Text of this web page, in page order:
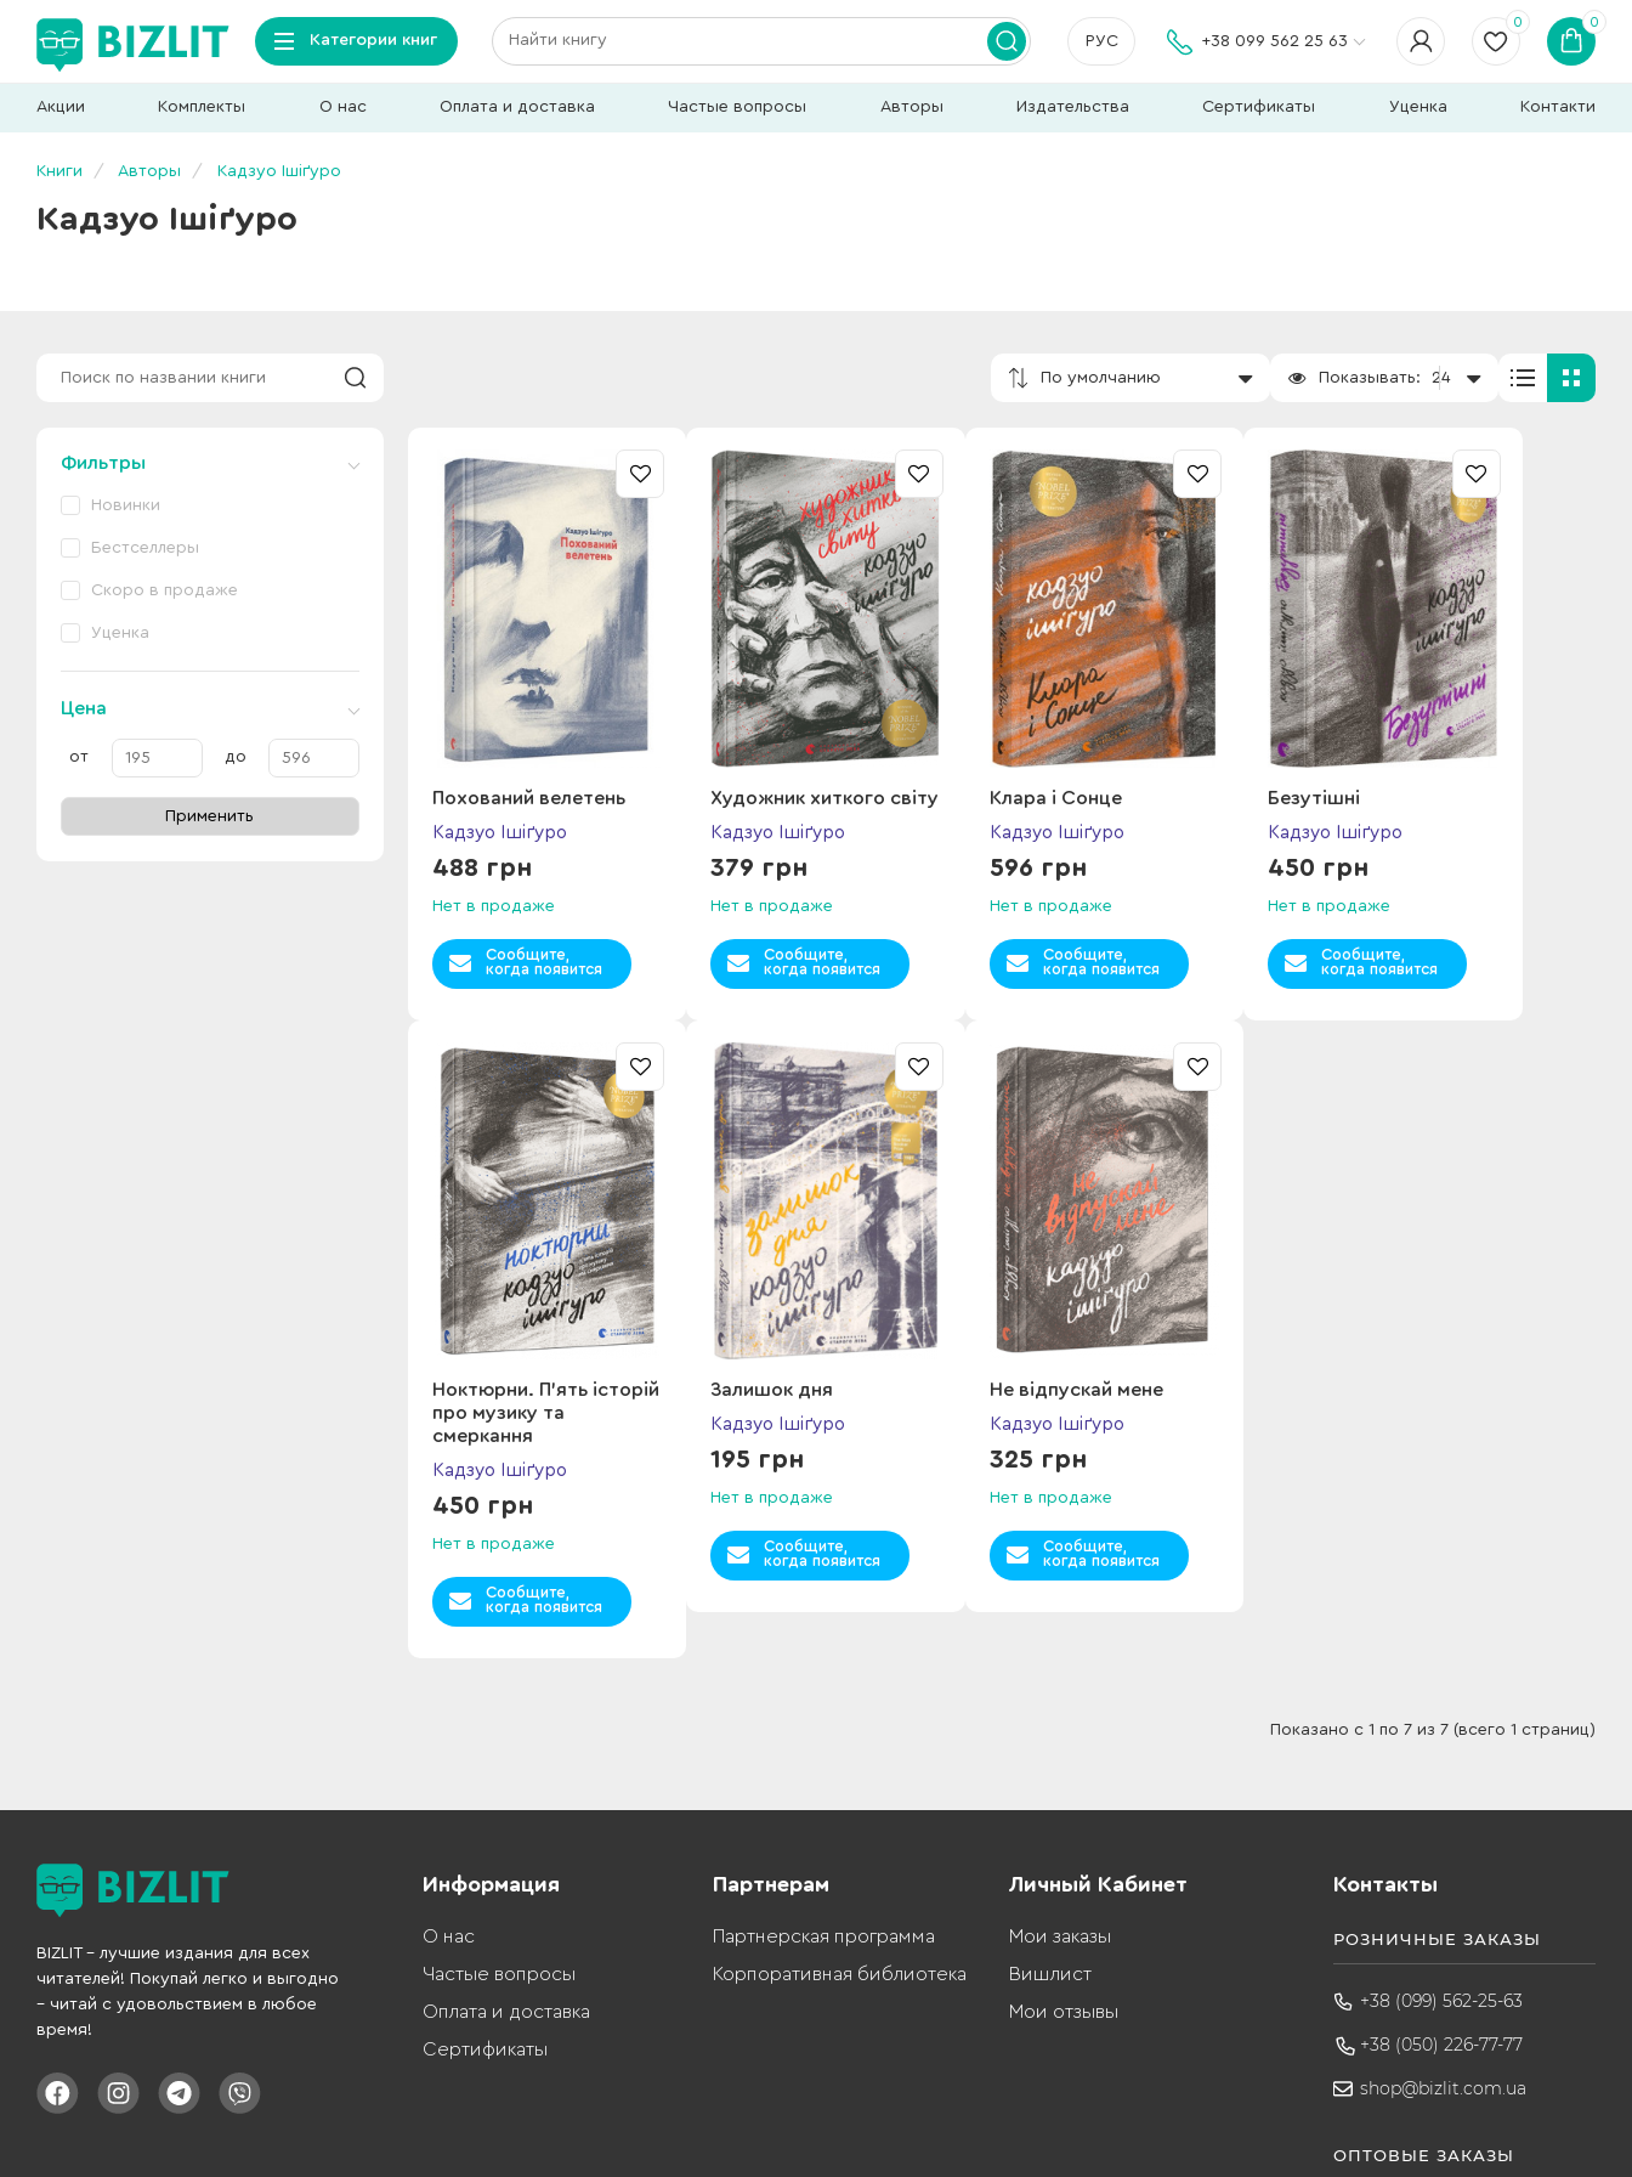
Категории книг РУС +38 099 562 25 63
0 0
Акции Комплекты О нас Оплата и доставка Частые вопросы Авторы Издательства Сертификаты Уценка Контакти
Книги Авторы Кадзуо Ішіґуро
Кадзуо Ішіґуро
По умолчанию Показывать: 24
Фильтры
Новинки
Бестселлеры
Скоро в продаже
Уценка
Цена
от до
Применить
Похований велетень
Кадзуо Ішіґуро
488 грн
Нет в продаже
Сообщите,
когда появится
Художник хиткого світу
Кадзуо Ішіґуро
379 грн
Нет в продаже
Сообщите,
когда появится
Клара і Сонце
Кадзуо Ішіґуро
596 грн
Нет в продаже
Сообщите,
когда появится
Безутішні
Кадзуо Ішіґуро
450 грн
Нет в продаже
Сообщите,
когда появится
Ноктюрни. П’ять історій
про музику та
смеркання
Кадзуо Ішіґуро
450 грн
Нет в продаже
Сообщите,
когда появится
Залишок дня
Кадзуо Ішіґуро
195 грн
Нет в продаже
Сообщите,
когда появится
Не відпускай мене
Кадзуо Ішіґуро
325 грн
Нет в продаже
Сообщите,
когда появится
Показано с 1 по 7 из 7 (всего 1 страниц)
BIZLIT – лучшие издания для всех
читателей! Покупай легко и выгодно
– читай с удовольствием в любое
время!
Информация
О нас
Частые вопросы
Оплата и доставка
Сертификаты
Партнерам
Партнерская программа
Корпоративная библиотека
Личный Кабинет
Мои заказы
Вишлист
Мои отзывы
Контакты
РОЗНИЧНЫЕ ЗАКАЗЫ
+38 (099) 562-25-63
+38 (050) 226-77-77
shop@bizlit.com.ua
ОПТОВЫЕ ЗАКАЗЫ